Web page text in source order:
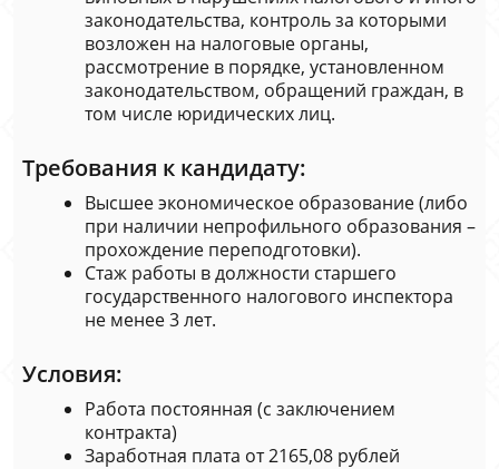
законодательства, контроль за которыми
возложен на налоговые органы,
рассмотрение в порядке, установленном
законодательством, обращений граждан, в
том числе юридических лиц.
Требования к кандидату:
Высшее экономическое образование (либо
при наличии непрофильного образования –
прохождение переподготовки).
Стаж работы в должности старшего
государственного налогового инспектора
не менее 3 лет.
Условия:
Работа постоянная (с заключением
контракта)
Заработная плата от 2165,08 рублей